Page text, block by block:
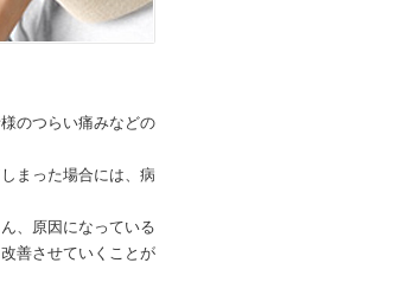
のつらい痛みなどの
まった場合には、病
、原因になっている
善させていくことが